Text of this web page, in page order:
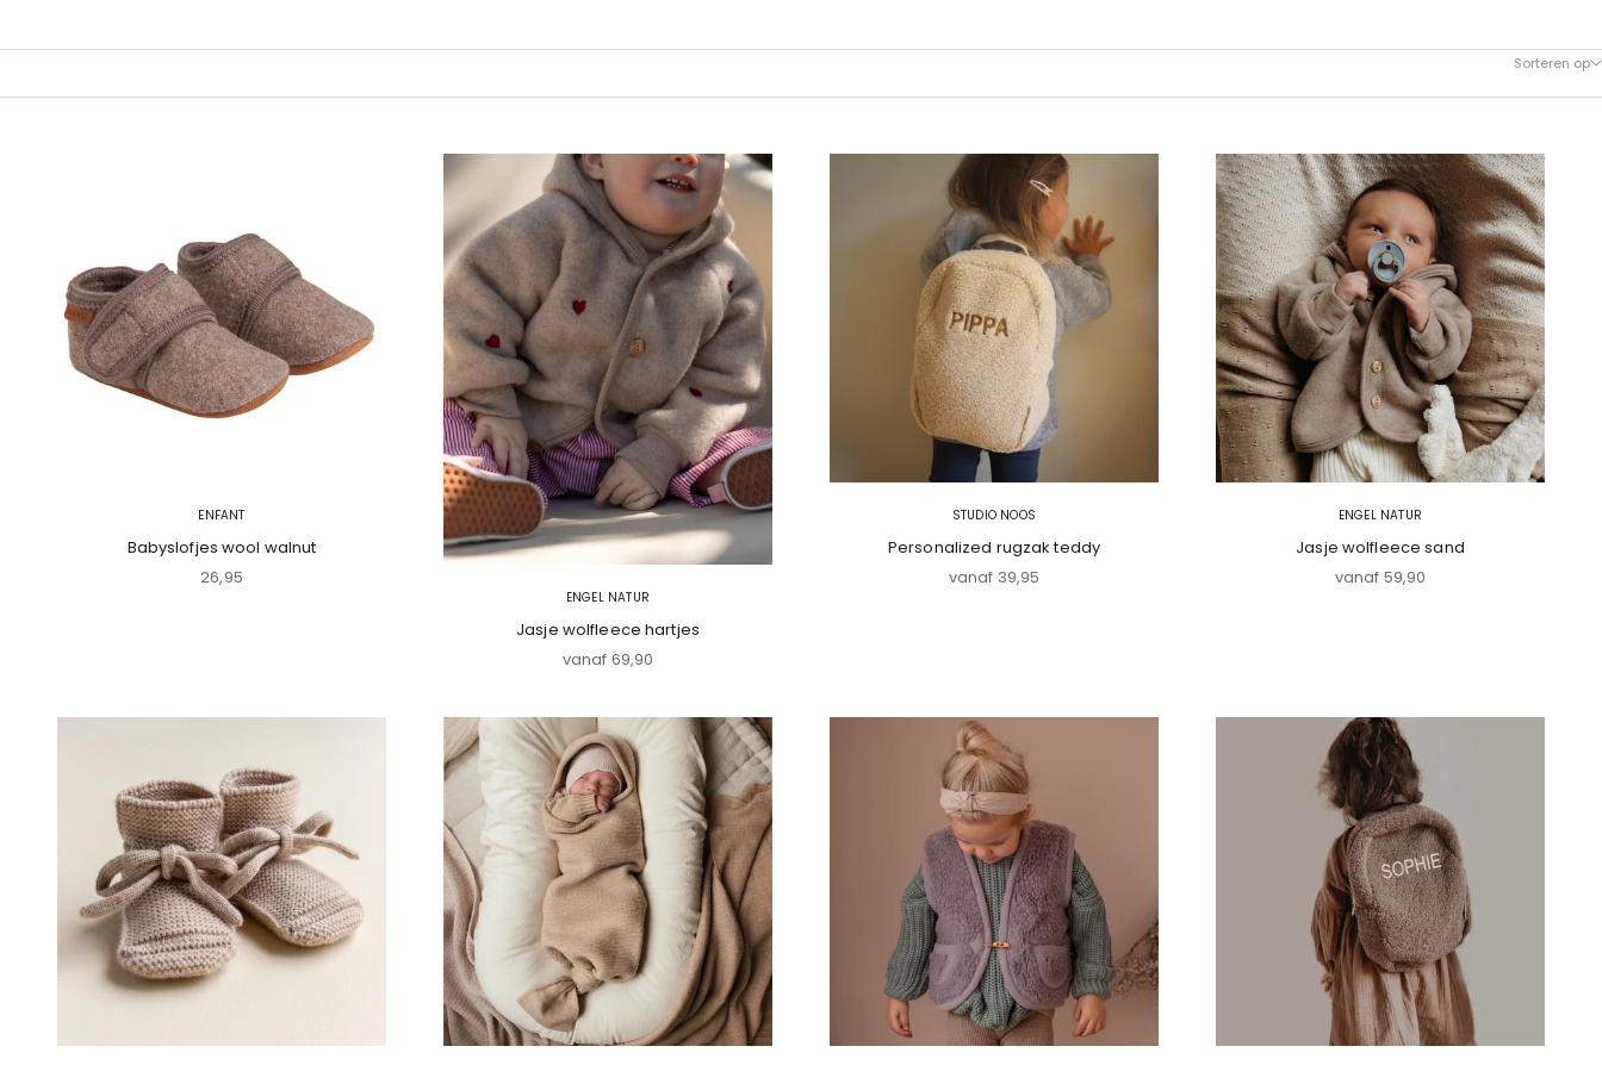
Sorteren op
ENFANT
Babyslofjes wool walnut
Aanbiedingsprijs
26,95
ENGEL NATUR
Jasje wolfleece hartjes
Aanbiedingsprijs
vanaf 69,90
STUDIO NOOS
Personalized rugzak teddy
Aanbiedingsprijs
vanaf 39,95
ENGEL NATUR
Jasje wolfleece sand
Aanbiedingsprijs
vanaf 59,90